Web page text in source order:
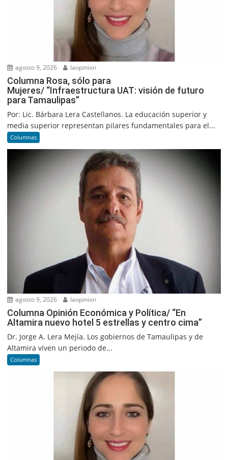
agosto 9, 2026 laopinion
Columna Rosa, sólo para
Mujeres/ “Infraestructura UAT: visión de futuro
para Tamaulipas”
Por: Lic. Bárbara Lera Castellanos. La educación superior y
media superior representan pilares fundamentales para el...
Columnas
agosto 9, 2026 laopinion
Columna Opinión Económica y Política/ “En
Altamira nuevo hotel 5 estrellas y centro cima”
Dr. Jorge A. Lera Mejía. Los gobiernos de Tamaulipas y de
Altamira viven un periodo de...
Columnas